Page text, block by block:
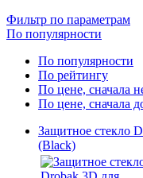
Фильтр по параметрам
По популярности
По популярности
По рейтингу
По цене, сначала
По цене, сначала
Защитное стекло
(Black)